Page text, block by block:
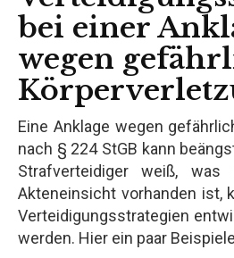
bei einer
wegen
Eine Anklage wegen
nach § 224 StGB kann
Strafverteidiger weiß,
Akteneinsicht vorhanden ist,
Verteidigungsstrategien
werden. Hier ein paar